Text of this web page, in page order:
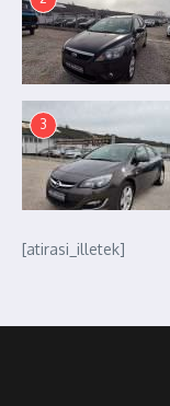
3
[atirasi_illetek]